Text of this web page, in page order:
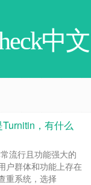
中文
，有什么
流行且功能强大的
户群体和功能上存在
重系统，选择